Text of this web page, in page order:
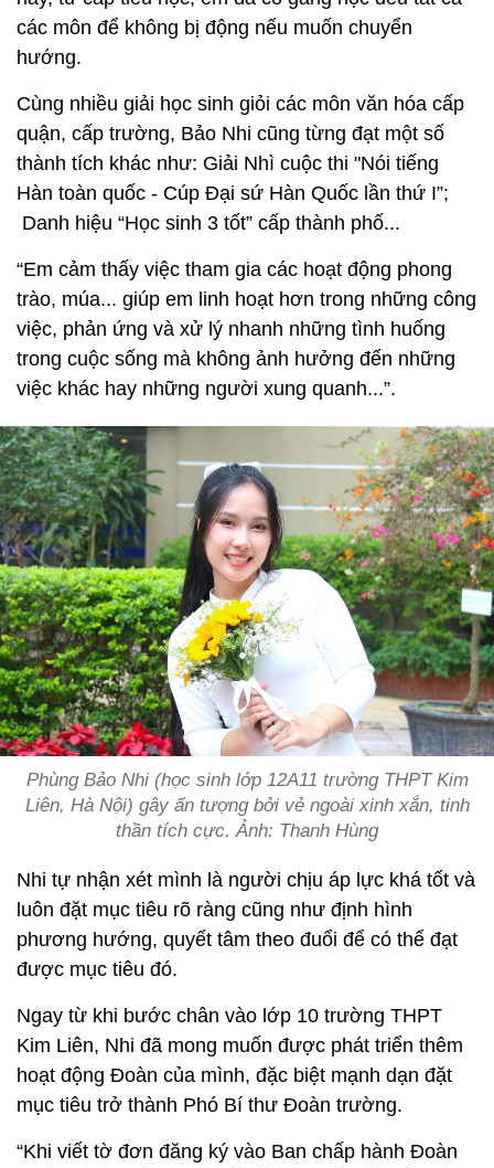
các môn để không bị động nếu muốn chuyển
hướng.
Cùng nhiều giải học sinh giỏi các môn văn hóa cấp
quận, cấp trường, Bảo Nhi cũng từng đạt một số
thành tích khác như: Giải Nhì cuộc thi "Nói tiếng
Hàn toàn quốc - Cúp Đại sứ Hàn Quốc lần thứ I”;
Danh hiệu “Học sinh 3 tốt” cấp thành phố...
“Em cảm thấy việc tham gia các hoạt động phong
trào, múa... giúp em linh hoạt hơn trong những công
việc, phản ứng và xử lý nhanh những tình huống
trong cuộc sống mà không ảnh hưởng đến những
việc khác hay những người xung quanh...”.
Phùng Bảo Nhi (học sinh lớp 12A11 trường THPT Kim
Liên, Hà Nội) gây ấn tượng bởi vẻ ngoài xinh xắn, tinh
thần tích cực. Ảnh: Thanh Hùng
Nhi tự nhận xét mình là người chịu áp lực khá tốt và
luôn đặt mục tiêu rõ ràng cũng như định hình
phương hướng, quyết tâm theo đuổi để có thể đạt
được mục tiêu đó.
Ngay từ khi bước chân vào lớp 10 trường THPT
Kim Liên, Nhi đã mong muốn được phát triển thêm
hoạt động Đoàn của mình, đặc biệt mạnh dạn đặt
mục tiêu trở thành Phó Bí thư Đoàn trường.
“Khi viết tờ đơn đăng ký vào Ban chấp hành Đoàn